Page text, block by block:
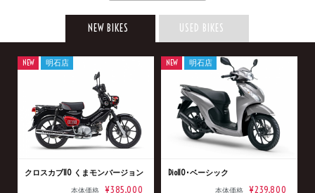
NEW BIKES USED BIKES
クロスカブ110 くまモンバージョン
本体価格 ¥385,000
NEW 明石店
Dio110･ベーシック
本体価格 ¥239,800
NEW 明石店